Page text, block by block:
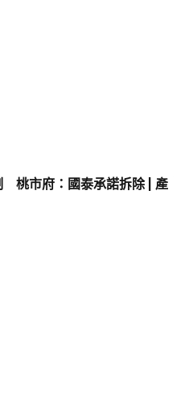
桃市府：國泰承諾拆除 | 產